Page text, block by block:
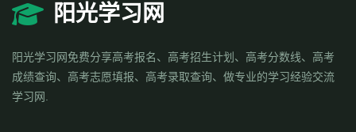
阳光学习网
阳光学习网免费分享高考报名、高考招生计划、高考分数线、高考
成绩查询、高考志愿填报、高考录取查询、做专业的学习经验交流
学习网.